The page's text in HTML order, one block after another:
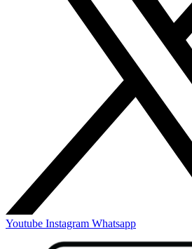
Youtube Instagram Whatsapp